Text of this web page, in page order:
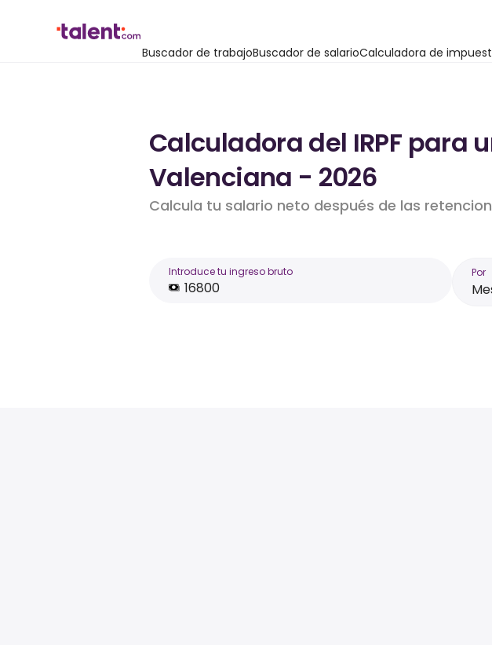
Buscador de trabajoBuscador de salarioCalculadora de
Calculadora del IRPF para
Valenciana - 2026
Calcula tu salario neto después de las
Introduce tu ingreso bruto Por